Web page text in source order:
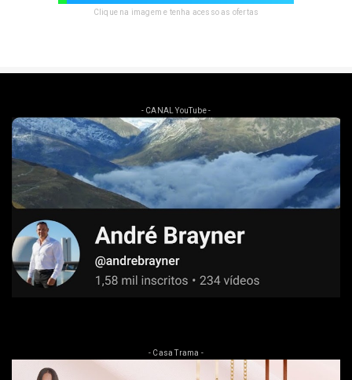
Clique na imagem e tenha acesso as ofertas
- CANAL YouTube -
- Casa Trama -